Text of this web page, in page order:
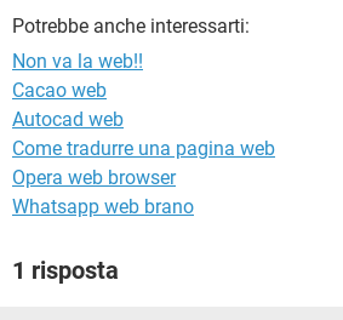
Potrebbe anche interessarti:
Non va la web!!
Cacao web
Autocad web
Come tradurre una pagina web
Opera web browser
Whatsapp web brano
1 risposta